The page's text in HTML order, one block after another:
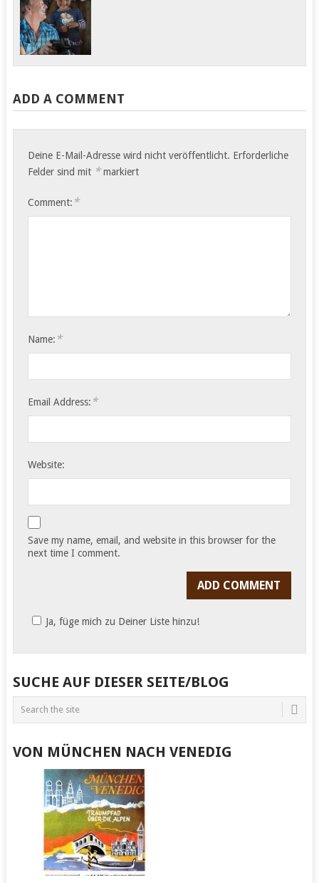
ADD A COMMENT
Deine E-Mail-Adresse wird nicht veröffentlicht. Erforderliche
Felder sind mit *markiert
Comment: *
Name: *
Email Address: *
Website:
Save my name, email, and website in this browser for the
next time I comment.
Ja, füge mich zu Deiner Liste hinzu!
SUCHE AUF DIESER SEITE/BLOG
VON MÜNCHEN NACH VENEDIG